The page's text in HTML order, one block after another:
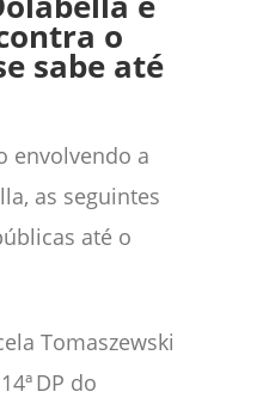
o
sabe até
envolvendo a
as seguintes
até o
Tomaszewski
DP do